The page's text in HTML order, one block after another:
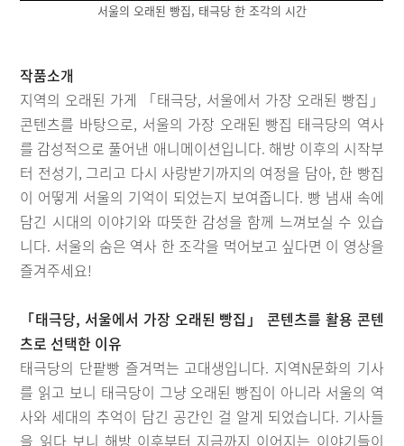
서울의 오래된 빵집, 태극당 한 조각의 시간
작품소개
지역의 오래된 가게 「태극당, 서울에서 가장 오래된 빵집」
콘텐츠를 바탕으로, 서울의 가장 오래된 빵집 태극당의 역사
를 감성적으로 풀어낸 애니메이션입니다. 해방 이후의 시작부
터 전성기, 그리고 다시 사랑받기까지의 여정을 담아, 한 빵집
이 어떻게 서울의 기억이 되었는지 보여줍니다. 빵 냄새 속에
담긴 시대의 이야기와 따뜻한 감성을 함께 느껴보실 수 있습
니다. 서울의 숨은 역사 한 조각을 먹어보고 싶다면 이 영상을
즐겨주세요!
「태극당, 서울에서 가장 오래된 빵집」 콘텐츠를 활용 콘텐
츠로 선택한 이유
태극당의 단팥빵 즐겨먹는 고대생입니다. 지역N문화의 기사
를 읽고 보니 태극당이 그냥 오래된 빵집이 아니라 서울의 역
사와 세대의 추억이 담긴 공간인 걸 알게 되었습니다. 기사들
을 읽다 보니 해방 이후부터 지금까지 이어지는 이야기들이